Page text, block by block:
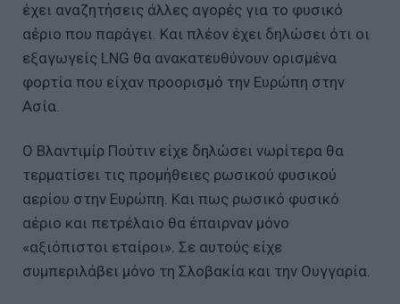
έχει αναζητήσεις άλλες αγορές για το φυσικό
αέριο που παράγει. Και πλέον έχει δηλώσει ότι οι
εξαγωγείς LNG θα ανακατευθύνουν ορισμένα
φορτία που είχαν προορισμό την Ευρώπη στην
Ασία.
Ο Βλαντιμίρ Πούτιν είχε δηλώσει νωρίτερα θα
τερματίσει τις προμήθειες ρωσικού φυσικού
αερίου στην Ευρώπη. Και πως ρωσικό φυσικό
αέριο και πετρέλαιο θα έπαιρναν μόνο
«αξιόπιστοι εταίροι». Σε αυτούς είχε
συμπεριλάβει μόνο τη Σλοβακία και την Ουγγαρία.